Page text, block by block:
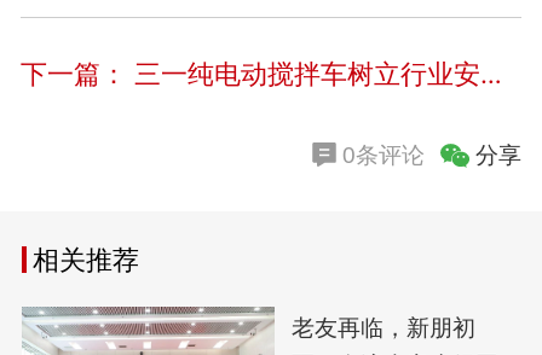
下一篇： 三一纯电动搅拌车树立行业安全新标杆 获国内首个低速右转紧急制动认证
0条评论 分享
相关推荐
老友再临，新朋初